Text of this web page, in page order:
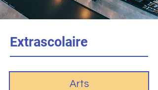
Extrascolaire
Arts